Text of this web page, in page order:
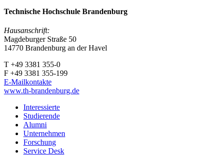
Technische Hochschule Brandenburg
Hausanschrift:
Magdeburger Straße 50
14770 Brandenburg an der Havel
T +49 3381 355-0
F +49 3381 355-199
E-Mailkontakte
www.th-brandenburg.de
Interessierte
Studierende
Alumni
Unternehmen
Forschung
Service Desk